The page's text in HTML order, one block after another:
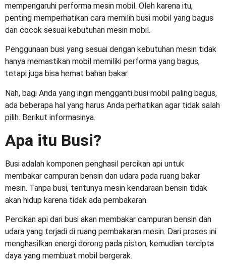
mempengaruhi performa mesin mobil. Oleh karena itu,
penting memperhatikan cara memilih busi mobil yang bagus
dan cocok sesuai kebutuhan mesin mobil.
Penggunaan busi yang sesuai dengan kebutuhan mesin tidak
hanya memastikan mobil memiliki performa yang bagus,
tetapi juga bisa hemat bahan bakar.
Nah, bagi Anda yang ingin mengganti busi mobil paling bagus,
ada beberapa hal yang harus Anda perhatikan agar tidak salah
pilih. Berikut informasinya.
Apa itu Busi?
Busi adalah komponen penghasil percikan api untuk
membakar campuran bensin dan udara pada ruang bakar
mesin. Tanpa busi, tentunya mesin kendaraan bensin tidak
akan hidup karena tidak ada pembakaran.
Percikan api dari busi akan membakar campuran bensin dan
udara yang terjadi di ruang pembakaran mesin. Dari proses ini
menghasilkan energi dorong pada piston, kemudian tercipta
daya yang membuat mobil bergerak.